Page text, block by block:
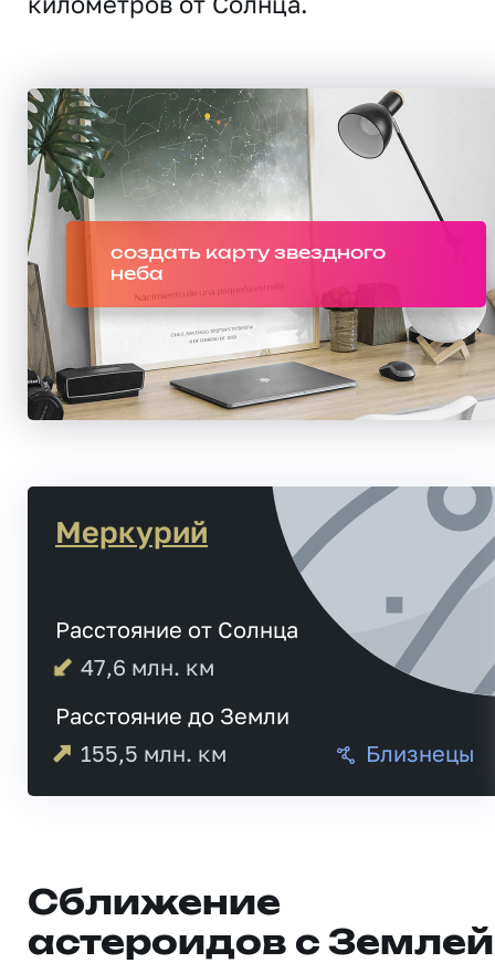
создать карту звездного
неба
Меркурий
Расстояние от Солнца
47,6 млн. км
Расстояние до Земли
155,5 млн. км Близнецы
Сближение
астероидов с Землей